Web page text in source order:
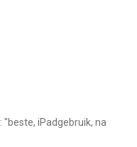
: "beste, iPadgebruik, na